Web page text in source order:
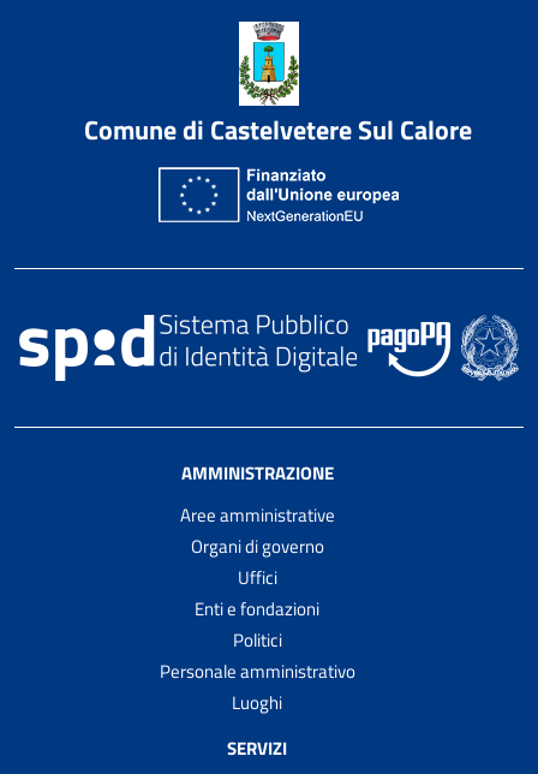
Comune di Castelvetere Sul Calore
AMMINISTRAZIONE
Aree amministrative
Organi di governo
Uffici
Enti e fondazioni
Politici
Personale amministrativo
Luoghi
SERVIZI